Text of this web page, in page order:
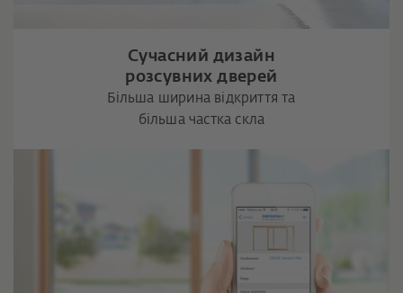
Сучасний дизайн
розсувних дверей
Більша ширина відкриття та
більша частка скла